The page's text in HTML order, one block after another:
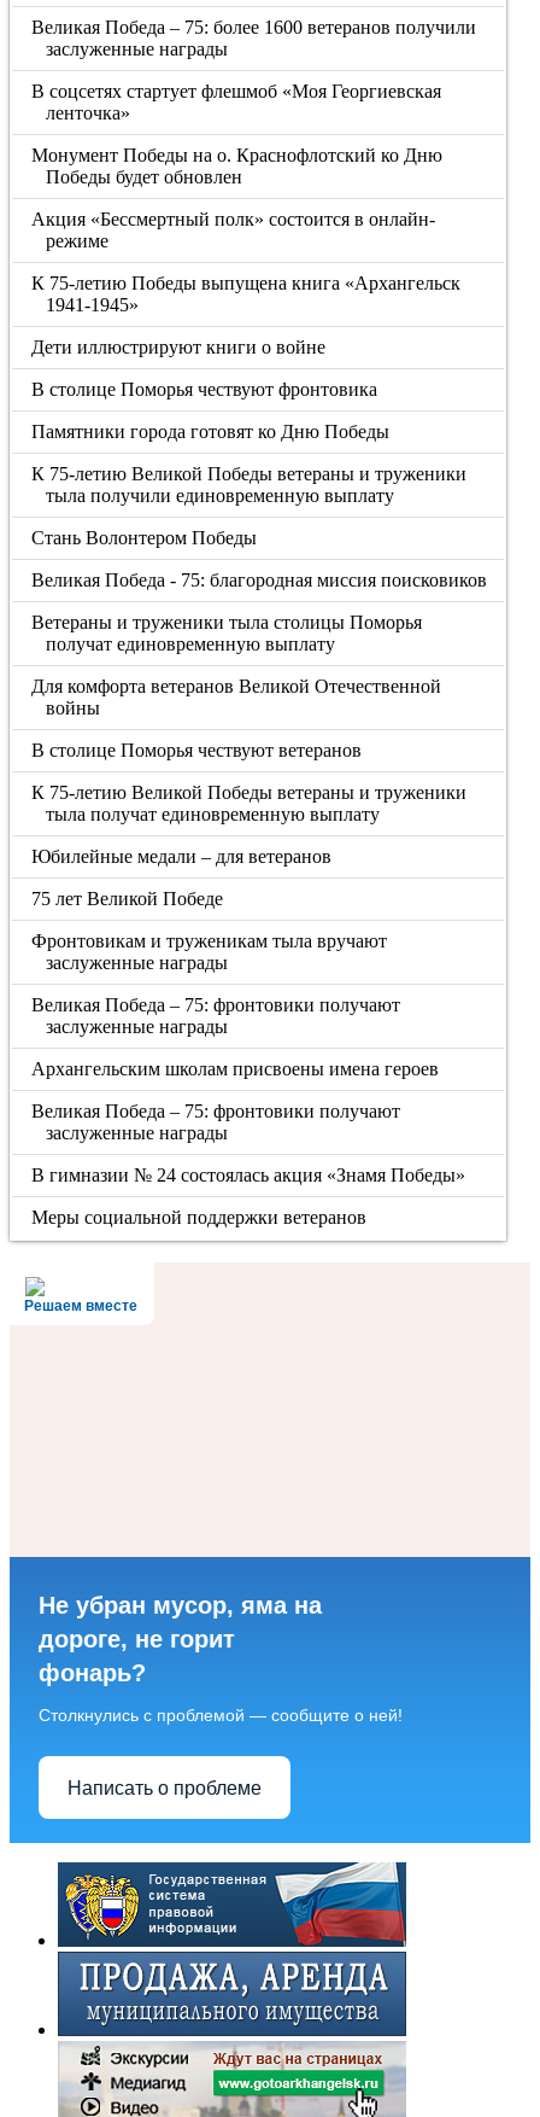
Великая Победа – 75: более 1600 ветеранов получили
заслуженные награды
В соцсетях стартует флешмоб «Моя Георгиевская
ленточка»
Монумент Победы на о. Краснофлотский ко Дню
Победы будет обновлен
Акция «Бессмертный полк» состоится в онлайн-
режиме
К 75-летию Победы выпущена книга «Архангельск
1941-1945»
Дети иллюстрируют книги о войне
В столице Поморья чествуют фронтовика
Памятники города готовят ко Дню Победы
К 75-летию Великой Победы ветераны и труженики
тыла получили единовременную выплату
Стань Волонтером Победы
Великая Победа - 75: благородная миссия поисковиков
Ветераны и труженики тыла столицы Поморья
получат единовременную выплату
Для комфорта ветеранов Великой Отечественной
войны
В столице Поморья чествуют ветеранов
К 75-летию Великой Победы ветераны и труженики
тыла получат единовременную выплату
Юбилейные медали – для ветеранов
75 лет Великой Победе
Фронтовикам и труженикам тыла вручают
заслуженные награды
Великая Победа – 75: фронтовики получают
заслуженные награды
Архангельским школам присвоены имена героев
Великая Победа – 75: фронтовики получают
заслуженные награды
В гимназии № 24 состоялась акция «Знамя Победы»
Меры социальной поддержки ветеранов
Решаем вместе
Не убран мусор, яма на
дороге, не горит
фонарь?
Столкнулись с проблемой — сообщите о ней!
Написать о проблеме